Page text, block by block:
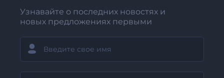
Узнавайте о последних новостях и
новых предложениях первыми